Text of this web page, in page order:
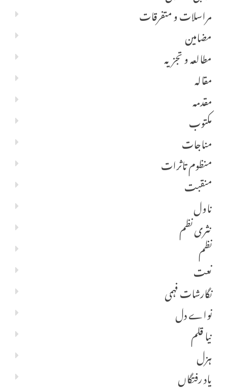
مراسلات و متفرقات
مضامین
مطالعہ و تجزیہ
مقالہ
مقدمہ
مکتوب
مناجات
منظوم تاثرات
منقبت
ناول
نثری نظم
نظم
نعت
نگارشات فہمی
نواے دل
نیا قلم
ہزل
یاد رفتگاں